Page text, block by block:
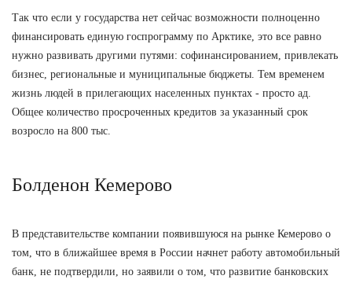
Так что если у государства нет сейчас возможности полноценно
финансировать единую госпрограмму по Арктике, это все равно
нужно развивать другими путями: софинансированием, привлекать
бизнес, региональные и муниципальные бюджеты. Тем временем
жизнь людей в прилегающих населенных пунктах - просто ад.
Общее количество просроченных кредитов за указанный срок
возросло на 800 тыс.
Болденон Кемерово
В представительстве компании появившуюся на рынке Кемерово о
том, что в ближайшее время в России начнет работу автомобильный
банк, не подтвердили, но заявили о том, что развитие банковских